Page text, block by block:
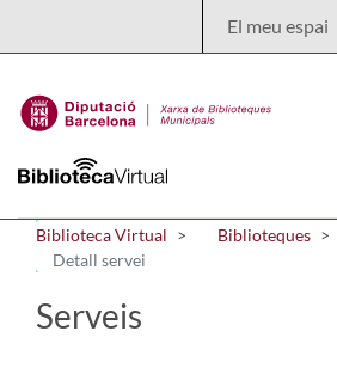
El meu espai
Biblioteca Virtual Biblioteques
Detall servei
Serveis